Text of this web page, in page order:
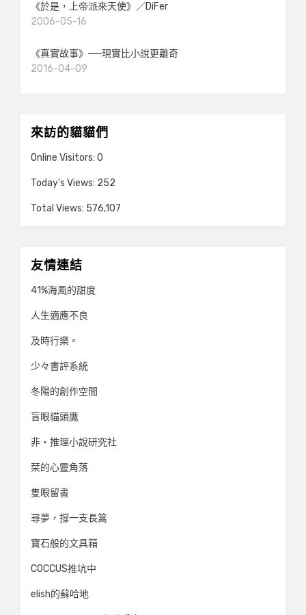
《於是，上帝派來天使》／DiFer
2006-05-16
《真實故事》──現實比小說更離奇
2016-04-09
來訪的貓貓們
Online Visitors: 0
Today's Views: 252
Total Views: 576,107
友情連結
41%海風的甜度
人生適應不良
及時行樂。
少々書評系統
冬陽的創作空間
盲眼貓頭鷹
非‧推理小說研究社
栞的心靈角落
隻眼留書
尋夢，撐一支長篙
寶石般的文具箱
COCCUS推坑中
elish的蘇哈地